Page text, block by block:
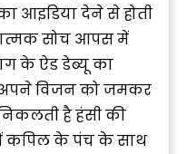
आइडिया देने से होती
सोच आपस में
के ऐड डेब्यू का
अपने विजन को जमकर
है हंसी की
कपिल के पंच के साथ